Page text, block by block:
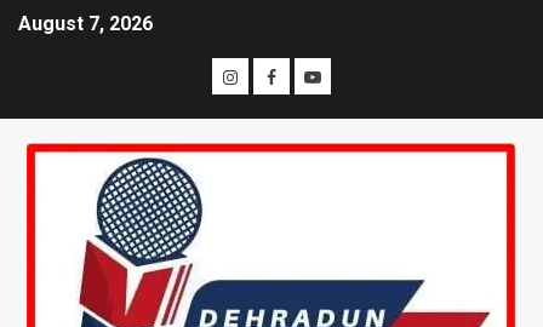
August 7, 2026